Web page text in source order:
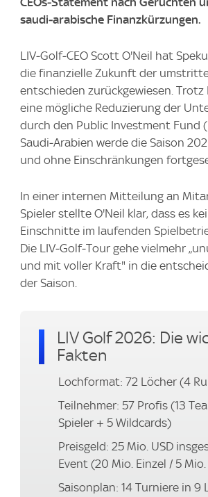
saudi‑arabische Finanzkürzungen.
LIV‑Golf‑CEO Scott O'Neil hat
die finanzielle Zukunft der
entschieden zurückgewiesen.
eine mögliche Reduzierung der
durch den Public Investment Fund
Saudi‑Arabien werde die Saison
und ohne Einschränkungen
In einer internen Mitteilung an
Spieler stellte O'Neil klar, dass es
Einschnitte im laufenden
Die LIV‑Golf‑Tour gehe vielmehr
und mit voller Kraft" in die
der Saison.
LIV Golf 2026: Die
Fakten
Lochformat: 72 Löcher (4
Teilnehmer: 57 Profis (13
Spieler + 5 Wildcards)
Preisgeld: 25 Mio. USD
Event (20 Mio. Einzel / 5
Saisonplan: 14 Turniere in 9